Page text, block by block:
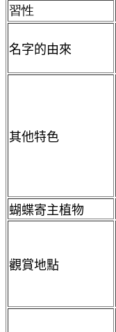
習性
名字的由來
其他特色
蝴蝶寄主植物
觀賞地點